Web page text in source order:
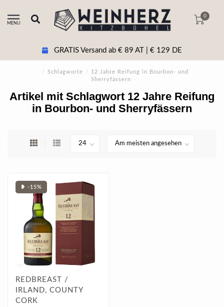
MENU
0
GRATIS Versand ab € 89 AT | € 129 DE
/ Schlagworte /
12 Jahre Reifung in Bourbon- und
Sherryfässern
Artikel mit Schlagwort 12 Jahre Reifung
in Bourbon- und Sherryfässern
❥ -15%
REDBREAST /
IRLAND, COUNTY
CORK